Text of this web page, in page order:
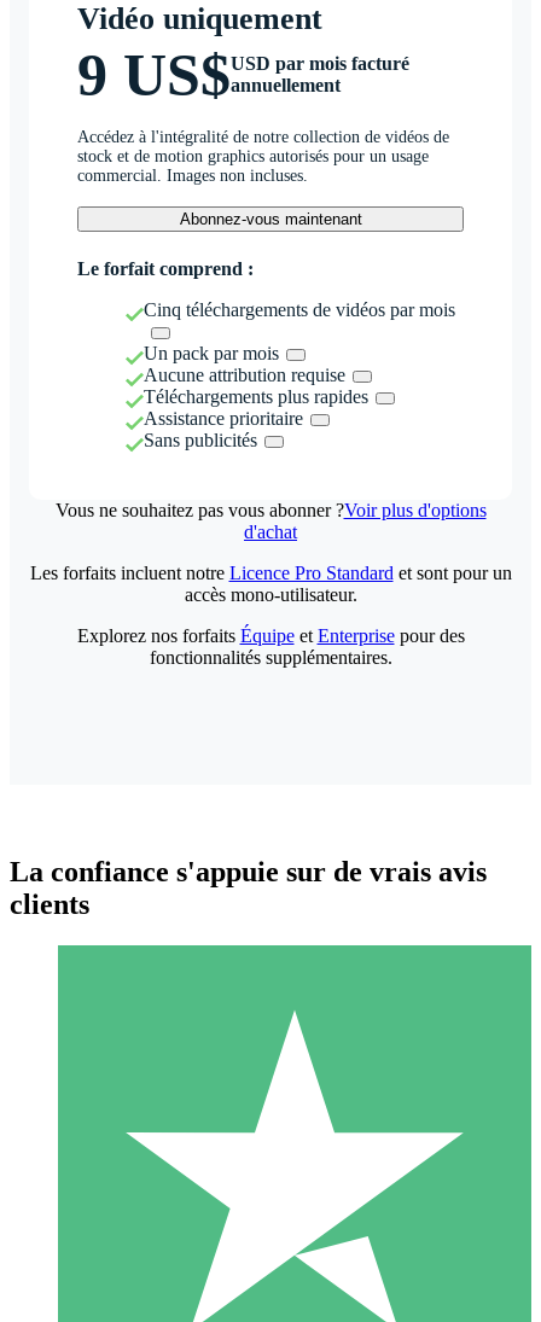
Vidéo uniquement
9 US$USD par mois facturé
annuellement
Accédez à l'intégralité de notre collection de vidéos de
stock et de motion graphics autorisés pour un usage
commercial. Images non incluses.
Abonnez-vous maintenant
Le forfait comprend :
Cinq téléchargements de vidéos par mois
Un pack par mois
Aucune attribution requise
Téléchargements plus rapides
Assistance prioritaire
Sans publicités
Vous ne souhaitez pas vous abonner ?Voir plus d'options
d'achat
Packs de Crédits Individuels
Payez à l'utilisation avec des crédits de téléchargement. Sans
1 Téléchargement
10 00
Les forfaits incluent notre Licence Pro Standard et sont pour un
accès mono-utilisateur.
Explorez nos forfaits Équipeet Enterprisepour des
fonctionnalités supplémentaires.
La confiance s'appuie sur de vrais avis
clients